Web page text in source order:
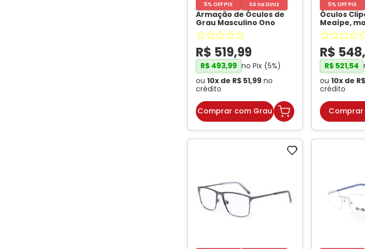
5% OFF PIX Só na Diniz
Armação de Óculos de
Grau Masculino Ono
ON6016 Grafite Fosco
ONO
R$ 519,99
R$ 493,99 no Pix (5%)
ou 10x de R$ 51,99no
crédito
Comprar com Grau
5% OFF PIX
Óculos
Meaípe,
degradê,
ONO
R$ 548,
R$ 521,54
ou 10x de R$
crédito